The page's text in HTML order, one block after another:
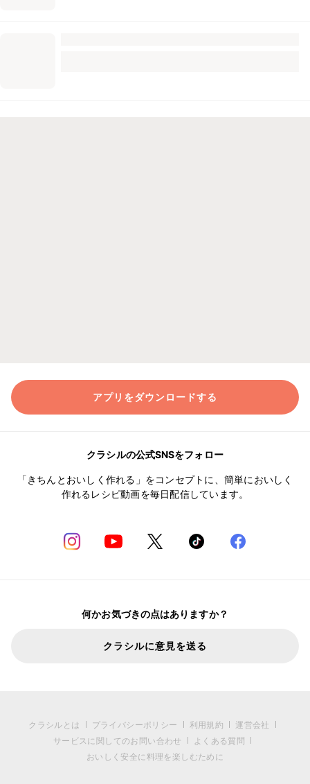
アプリをダウンロードする
クラシルの公式SNSをフォロー
「きちんとおいしく作れる」をコンセプトに、簡単においしく
作れるレシピ動画を毎日配信しています。
何かお気づきの点はありますか？
クラシルに意見を送る
クラシルとは プライバシーポリシー 利用規約
運営会社
サービスに関してのお問い合わせ
よくある質問
おいしく安全に料理を楽しむために